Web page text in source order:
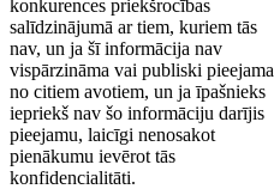
konkurences priekšrocības
salīdzinājumā ar tiem, kuriem tās
nav, un ja šī informācija nav
vispārzināma vai publiski pieejama
no citiem avotiem, un ja īpašnieks
iepriekš nav šo informāciju darījis
pieejamu, laicīgi nenosakot
pienākumu ievērot tās
konfidencialitāti.